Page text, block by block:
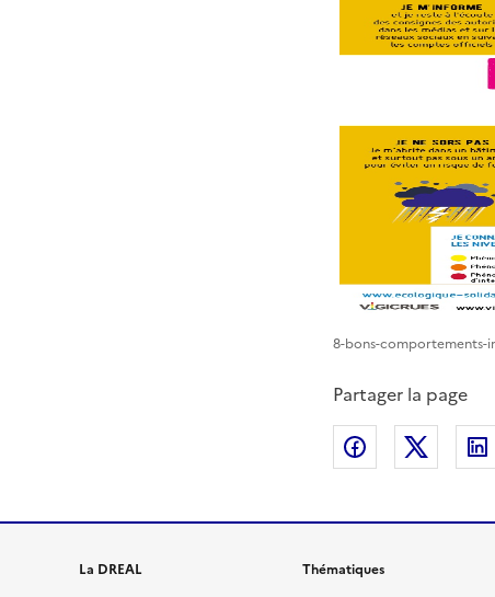
8-bons-comportements-
Partager la page
Partager sur
La DREAL
Thématiques